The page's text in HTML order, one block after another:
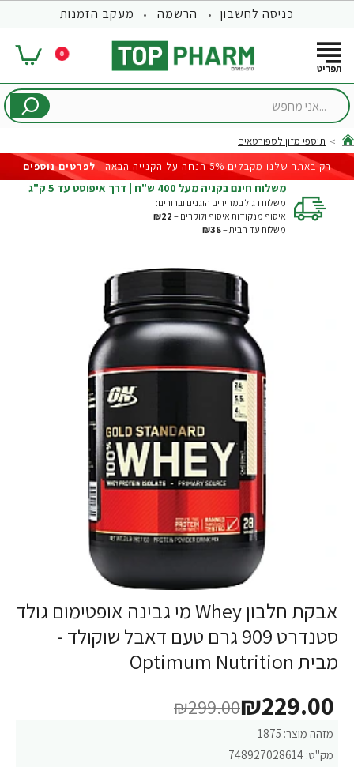
כניסה לחשבון הרשמה מעקב הזמנות
0
...אני
home
תוספי מזון לספורטאים
רק באתר שלנו מקבלים 5% הנחה על הקנייה הבאה |
לפרטים נוספים
משלוח חינם בקניה מעל 400 ש"ח | דרך איפוסט עד 5 ק"ג
משלוח רגיל במחירים הוגנים וברורים:
איסוף מנקודות איסוף ולוקרים – ₪22
משלוח עד הבית –₪38
-23%
אבקת חלבון Whey מי גבינה אופטימום גולד
סטנדרט 909 גרם טעם דאבל שוקולד -
מבית Optimum Nutrition
מזהה מוצר: 1875
מק"ט: 748927028614
₪229.00
₪299.00